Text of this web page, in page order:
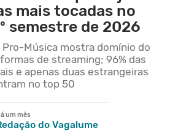
mais tocadas no
semestre de 2026
Música mostra domínio do
de streaming; 96% das
e apenas duas estrangeiras
no top 50
um mês
do Vagalume